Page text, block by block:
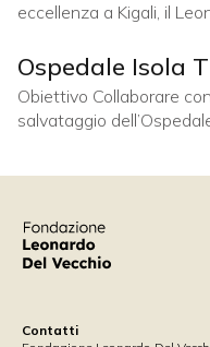
eccellenza a Kigali, il
scuola di
supporto per ipovedenti
l’obiettivo di diventare il
africano ed essere
Ospedale Isola
Obiettivo Collaborare
salvataggio
dalla Casa Generalizia
Giovanni di Dio. La SIT
Policlinico
Contatti